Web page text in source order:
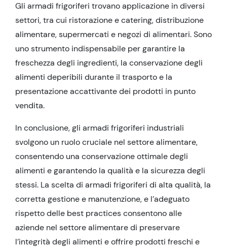
Gli armadi frigoriferi trovano applicazione in diversi
settori, tra cui ristorazione e catering, distribuzione
alimentare, supermercati e negozi di alimentari. Sono
uno strumento indispensabile per garantire la
freschezza degli ingredienti, la conservazione degli
alimenti deperibili durante il trasporto e la
presentazione accattivante dei prodotti in punto
vendita.
In conclusione, gli armadi frigoriferi industriali
svolgono un ruolo cruciale nel settore alimentare,
consentendo una conservazione ottimale degli
alimenti e garantendo la qualità e la sicurezza degli
stessi. La scelta di armadi frigoriferi di alta qualità, la
corretta gestione e manutenzione, e l’adeguato
rispetto delle best practices consentono alle
aziende nel settore alimentare di preservare
l’integrità degli alimenti e offrire prodotti freschi e